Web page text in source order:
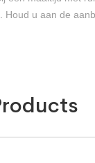
Houd u aan de